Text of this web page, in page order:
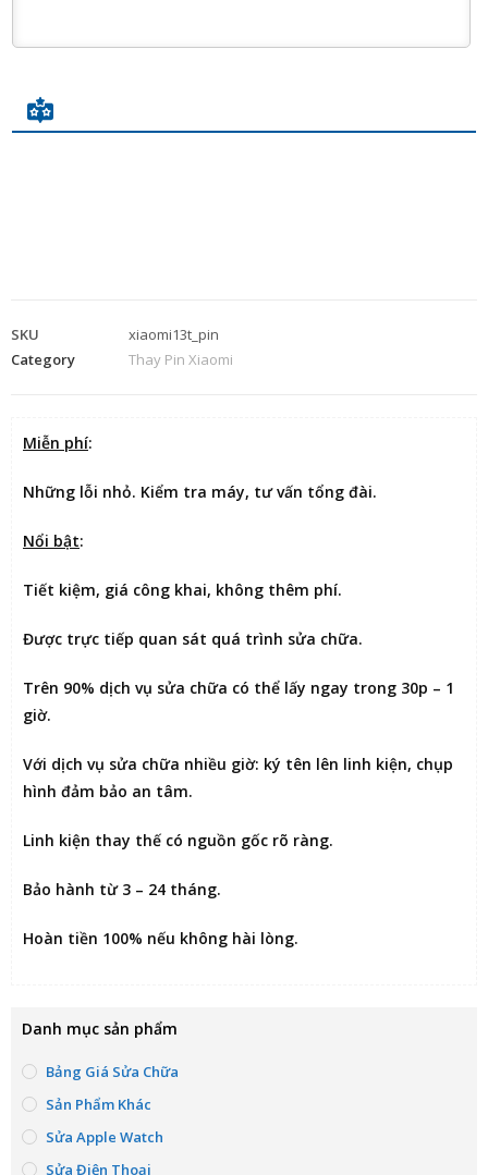
SKU
xiaomi13t_pin
Category
Thay Pin Xiaomi
Miễn phí:
Những lỗi nhỏ. Kiểm tra máy, tư vấn tổng đài.
Nổi bật:
Tiết kiệm, giá công khai, không thêm phí.
Được trực tiếp quan sát quá trình sửa chữa.
Trên 90% dịch vụ sửa chữa có thể lấy ngay trong 30p – 1
giờ.
Với dịch vụ sửa chữa nhiều giờ: ký tên lên linh kiện, chụp
hình đảm bảo an tâm.
Linh kiện thay thế có nguồn gốc rõ ràng.
Bảo hành từ 3 – 24 tháng.
Hoàn tiền 100% nếu không hài lòng.
Danh mục sản phẩm
Bảng Giá Sửa Chữa
Sản Phẩm Khác
Sửa Apple Watch
Sửa Điện Thoại